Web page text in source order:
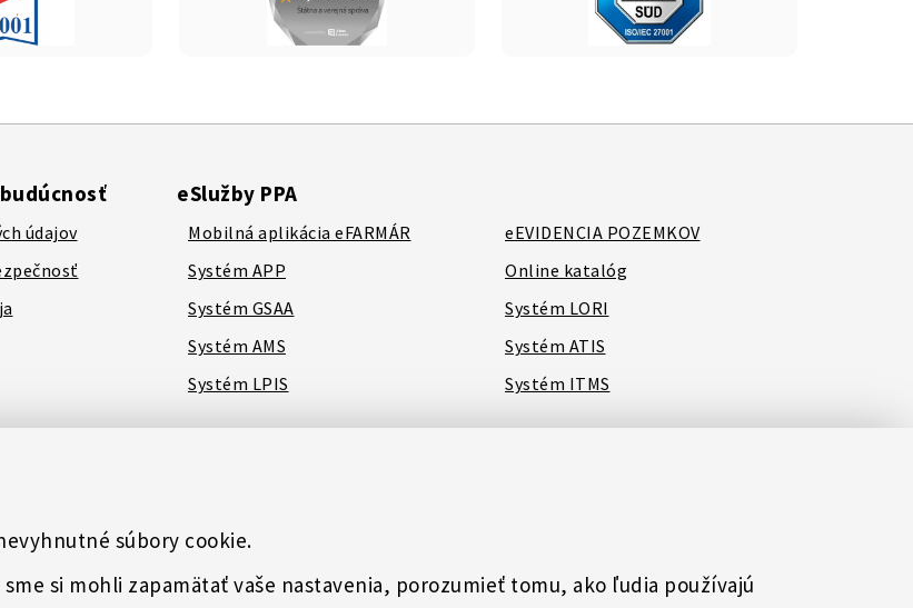
súbory cookie.
si mohli zapamätať vaše nastavenia, porozumieť tomu, ako ľudia používajú
údajov
eSlužby PPA
Mobilná aplikácia eFARMÁR
Systém APP
Systém GSAA
Systém AMS
Systém LPIS
eEVIDENCIA POZEMKOV
Online katalóg
Systém LORI
Systém ATIS
Systém ITMS
verzia stránky